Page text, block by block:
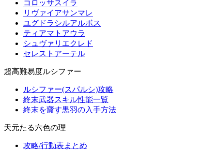
コロッサスイラ
リヴァイアサンマレ
ユグドラシルアルボス
ティアマトアウラ
シュヴァリエクレド
セレストアーテル
超高難易度ルシファー
ルシファー(スパルシ)攻略
終末武器スキル性能一覧
終末を齎す黒羽の入手方法
天元たる六色の理
攻略/行動表まとめ